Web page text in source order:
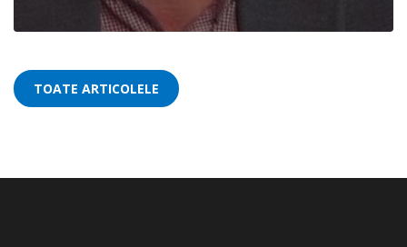
TOATE ARTICOLELE